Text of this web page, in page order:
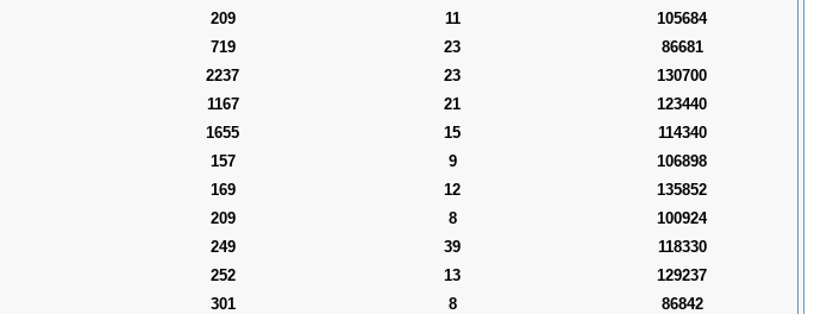
209 11
105684
719 23
86681
2237 23
130700
1167 21
123440
1655 15
114340
157 9
106898
169 12
135852
209 8
100924
249 39
118330
252 13
129237
301 8
86842